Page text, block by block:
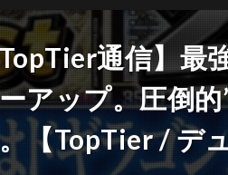
通信】最
アップ。圧倒
【TopTier / デ